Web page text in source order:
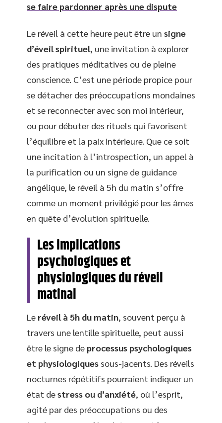
se faire pardonner après une dispute
Le réveil à cette heure peut être un signe
d’éveil spirituel, une invitation à explorer
des pratiques méditatives ou de pleine
conscience. C’est une période propice pour
se détacher des préoccupations mondaines
et se reconnecter avec son moi intérieur,
ou pour débuter des rituels qui favorisent
l’équilibre et la paix intérieure. Que ce soit
une incitation à l’introspection, un appel à
la purification ou un signe de guidance
angélique, le réveil à 5h du matin s’offre
comme un moment privilégié pour les âmes
en quête d’évolution spirituelle.
Les implications
psychologiques et
physiologiques du réveil
matinal
Le réveil à 5h du matin, souvent perçu à
travers une lentille spirituelle, peut aussi
être le signe de processus psychologiques
et physiologiques sous-jacents. Des réveils
nocturnes répétitifs pourraient indiquer un
état destress ou d’anxiété, où l’esprit,
agité par des préoccupations ou des